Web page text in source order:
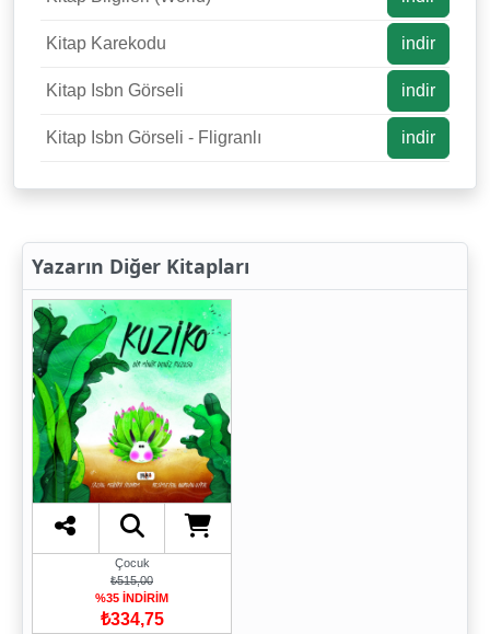
Kitap Karekodu indir
Kitap Isbn Görseli indir
Kitap Isbn Görseli - Fligranlı indir
Yazarın Diğer Kitapları
Çocuk
₺515,00
%35 İNDİRİM
₺334,75